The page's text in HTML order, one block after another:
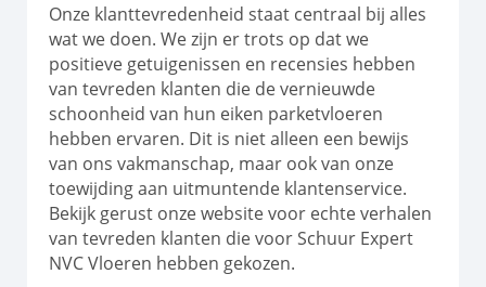
Onze klanttevredenheid staat centraal bij alles
wat we doen. We zijn er trots op dat we
positieve getuigenissen en recensies hebben
van tevreden klanten die de vernieuwde
schoonheid van hun eiken parketvloeren
hebben ervaren. Dit is niet alleen een bewijs
van ons vakmanschap, maar ook van onze
toewijding aan uitmuntende klantenservice.
Bekijk gerust onze website voor echte verhalen
van tevreden klanten die voor Schuur Expert
NVC Vloeren hebben gekozen.